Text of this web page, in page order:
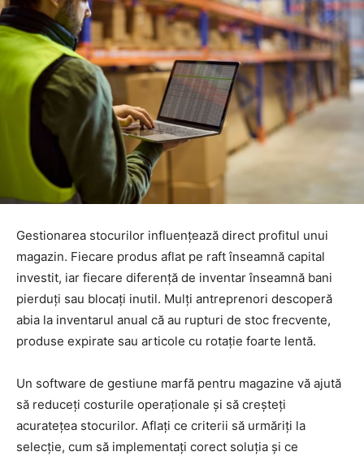
Gestionarea stocurilor influențează direct profitul unui
magazin. Fiecare produs aflat pe raft înseamnă capital
investit, iar fiecare diferență de inventar înseamnă bani
pierduți sau blocați inutil. Mulți antreprenori descoperă
abia la inventarul anual că au rupturi de stoc frecvente,
produse expirate sau articole cu rotație foarte lentă.
Un software de gestiune marfă pentru magazine vă ajută
să reduceți costurile operaționale și să creșteți
acuratețea stocurilor. Aflați ce criterii să urmăriți la
selecție, cum să implementați corect soluția și ce